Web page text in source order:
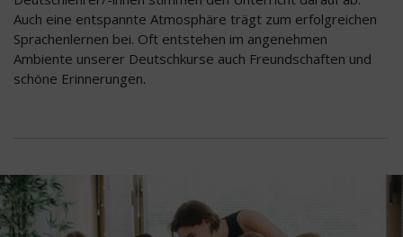
Auch eine entspannte Atmosphäre trägt zum erfolgreichen
Sprachenlernen bei. Oft entstehen im angenehmen
Ambiente unserer Deutschkurse auch Freundschaften und
schöne Erinnerungen.